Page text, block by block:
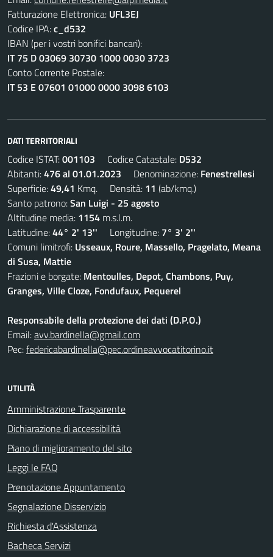
Fatturazione Elettronica: UFL3EJ
Codice IPA:c_d532
IBAN (per i vostri bonifici bancari):
IT 75 D 03069 30730 1000 0030 3723
Conto Corrente Postale:
IT 53 E 07601 01000 0000 3098 6103
DATI TERRITORIALI
Codice ISTAT:001103 Codice Catastale: D532
Abitanti:476 al 01.01.2023 Denominazione: Fenestrellesi
Superficie:49,41 Kmq. Densità: 11 (ab/kmq.)
Santo patrono:San Luigi - 25 agosto
Altitudine media: 1154 m.s.l.m.
Latitudine:44° 2' 13'' Longitudine: 7° 3' 2''
Comuni limitrofi: Usseaux, Roure, Massello, Pragelato, Meana
di Susa, Mattie
Frazioni e borgate: Mentoulles, Depot, Chambons, Puy,
Granges, Ville Cloze, Fondufaux, Pequerel
Responsabile della protezione dei dati (D.P.O.)
Email:avv.bardinella@gmail.com
Pec:federicabardinella@pec.ordineavvocatitorino.it
UTILITÀ
Amministrazione Trasparente
Dichiarazione di accessibilità
Piano di miglioramento del sito
Leggi le FAQ
Prenotazione Appuntamento
Segnalazione Disservizio
Richiesta d'Assistenza
Bacheca Servizi